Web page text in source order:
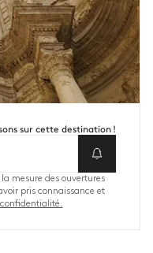
sur cette destination !
mesure des ouvertures
pris connaissance et